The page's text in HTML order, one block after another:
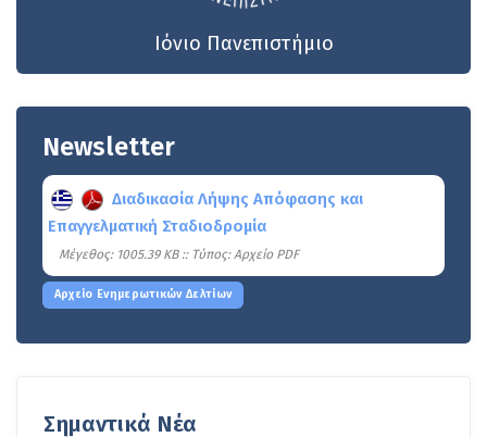
Ιόνιο Πανεπιστήμιο
Newsletter
Διαδικασία Λήψης Απόφασης και
Επαγγελματική Σταδιοδρομία
Mέγεθος: 1005.39 KB :: Τύπος: Αρχείο PDF
Αρχείο Ενημερωτικών Δελτίων
Σημαντικά Νέα